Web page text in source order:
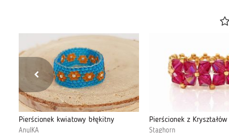
Pierścionek kwiatowy błękitny
AnulKA Staghorn